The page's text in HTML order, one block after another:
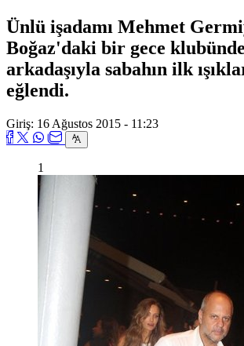
Ünlü işadamı Mehmet
Boğaz'daki bir gece
arkadaşıyla sabahın ilk
eğlendi.
Giriş: 16 Ağustos 2015 - 11:23
1